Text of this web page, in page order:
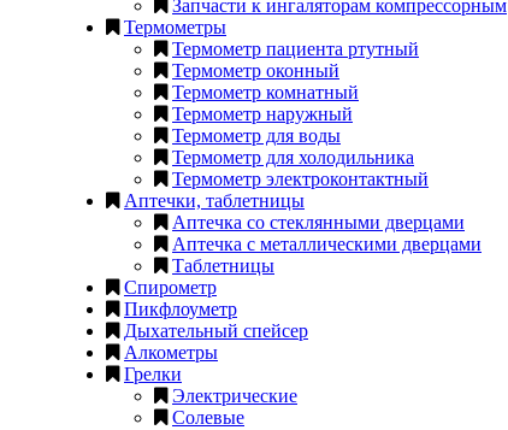
Запчасти к ингаляторам компрессорным
Термометры
Термометр пациента ртутный
Термометр оконный
Термометр комнатный
Термометр наружный
Термометр для воды
Термометр для холодильника
Термометр электроконтактный
Аптечки, таблетницы
Аптечка со стеклянными дверцами
Аптечка с металлическими дверцами
Таблетницы
Спирометр
Пикфлоуметр
Дыхательный спейсер
Алкометры
Грелки
Электрические
Солевые